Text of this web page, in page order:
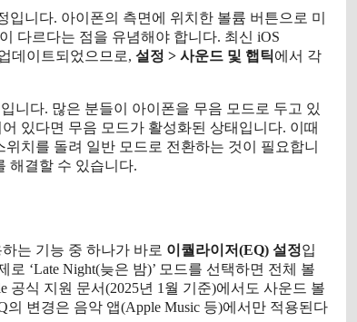
니다. 아이폰의 측면에 위치한 볼륨 버튼으로 미
이 다르다는 점을 유념해야 합니다. 최신 iOS
데이트되었으므로, 설정 > 사운드 및 햅틱에서 각
니다. 많은 분들이 아이폰을 무음 모드로 두고 있
있다면 무음 모드가 활성화된 상태입니다. 이때
치를 돌려 일반 모드로 전환하는 것이 필요합니
해결할 수 있습니다.
는 기능 중 하나가 바로 이퀄라이저(EQ) 설정입
‘Late Night(늦은 밤)’ 모드를 선택하면 전체 볼
공식 지원 문서(2025년 1월 기준)에서도 사운드 볼
변경은 음악 앱(Apple Music 등)에서만 적용된다